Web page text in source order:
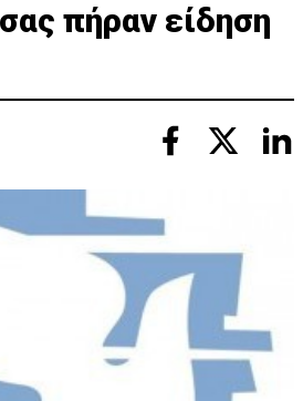
πήραν είδηση